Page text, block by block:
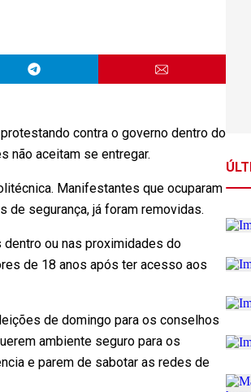
contra o governo dentro do
não aceitam se entregar.
Manifestantes que ocuparam
segurança, já foram removidas.
ou nas proximidades do
de 18 anos após ter acesso aos
de domingo para os conselhos
ambiente seguro para os
e parem de sabotar as redes de